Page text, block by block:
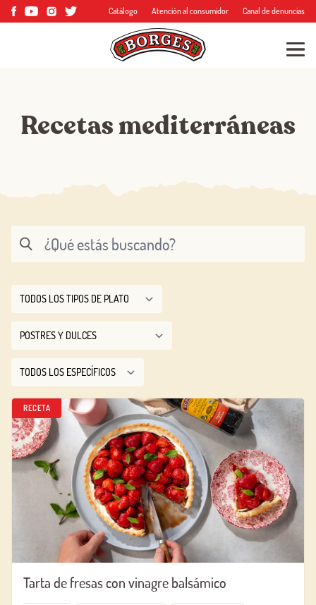
Catálogo Atención al consumidor Canal de denuncias
Recetas mediterráneas
RECETA
Tarta de fresas con vinagre balsámico